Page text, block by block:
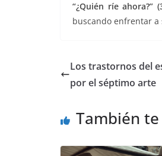
“¿Quién ríe ahora?”
buscando enfrentar a
Los trastornos del
por el séptimo arte
También